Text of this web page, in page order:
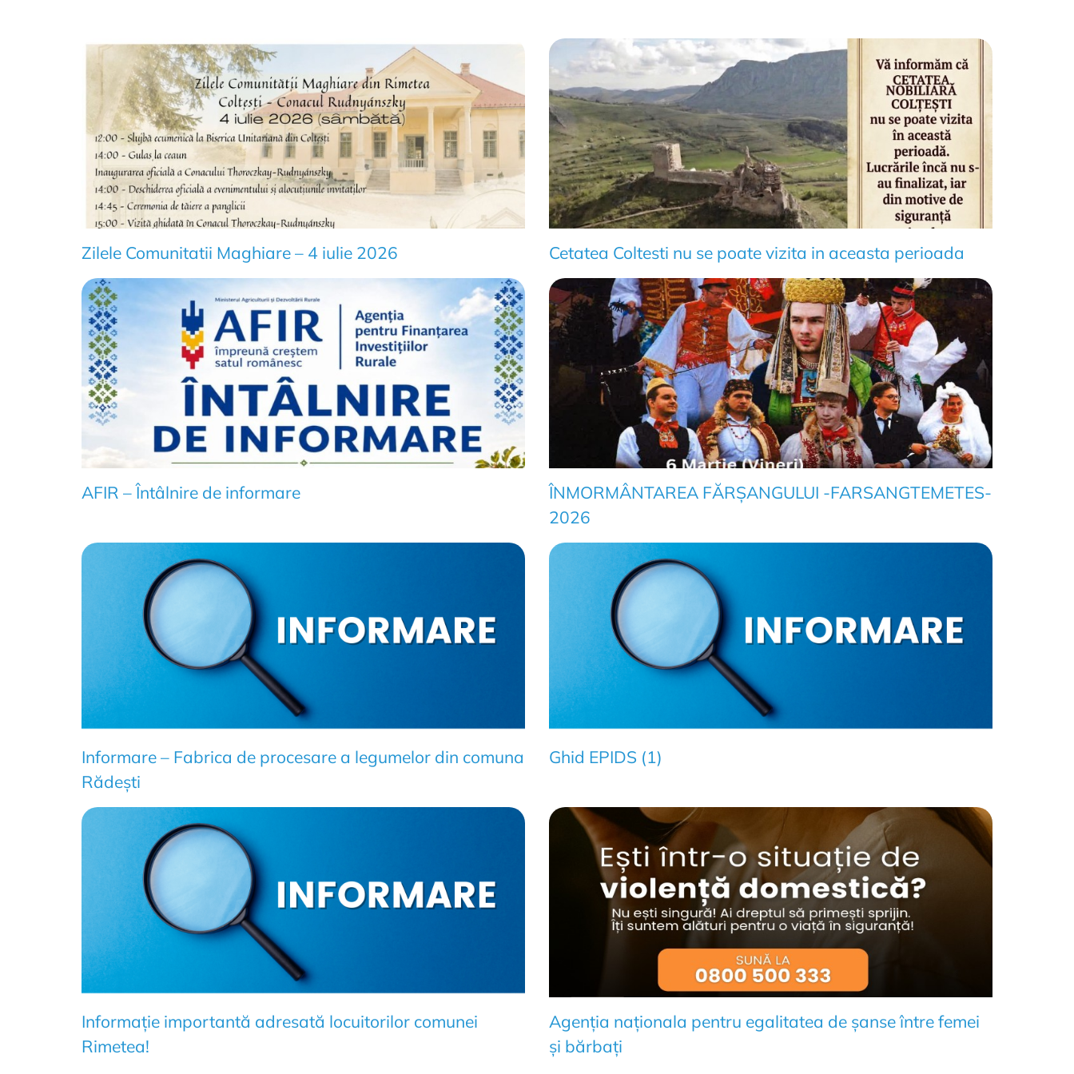
Zilele Comunitatii Maghiare – 4 iulie 2026 Cetatea Coltesti nu se poate vizita in aceasta perioada
AFIR – Întâlnire de informare
ÎNMORMÂNTAREA FĂRȘANGULUI -FARSANGTEMETES-
2026
Informare – Fabrica de procesare a legumelor din comuna
Rădești
Ghid EPIDS (1)
Informație importantă adresată locuitorilor comunei
Rimetea!
Agenția naționala pentru egalitatea de șanse între femei
și bărbați